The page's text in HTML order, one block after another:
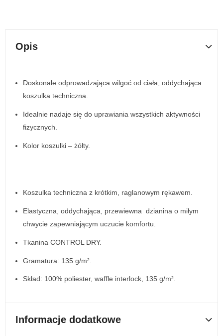
Opis
Doskonale odprowadzająca wilgoć od ciała, oddychająca
koszulka techniczna.
Idealnie nadaje się do uprawiania wszystkich aktywności
fizycznych.
Kolor koszulki – żółty.
Koszulka techniczna z krótkim, raglanowym rękawem.
Elastyczna, oddychająca, przewiewna dzianina o miłym
chwycie zapewniającym uczucie komfortu.
Tkanina CONTROL DRY.
Gramatura: 135 g/m².
Skład: 100% poliester, waffle interlock, 135 g/m².
Informacje dodatkowe